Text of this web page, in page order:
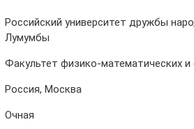
Российский университет дружбы
Лумумбы
Факультет физико-математических и
Россия, Москва
Очная